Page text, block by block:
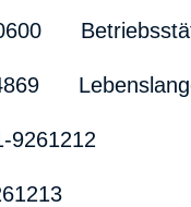
9261212